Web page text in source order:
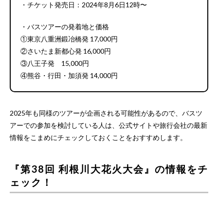
・チケット発売日：2024年8月6日12時〜
・バスツアーの発着地と価格
①東京八重洲鍛冶橋発 17,000円
②さいたま新都心発 16,000円
③八王子発 15,000円
④熊谷・行田・加須発 14,000円
2025年も同様のツアーが企画される可能性があるので、バスツ
アーでの参加を検討している人は、公式サイトや旅行会社の最新
情報をこまめにチェックしておくことをおすすめします。
『第38回 利根川大花火大会』の情報をチ
ェック！